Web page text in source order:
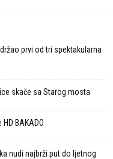
prvi od tri spektakularna
skače sa Starog mosta
BAKADO
nudi najbrži put do ljetnog